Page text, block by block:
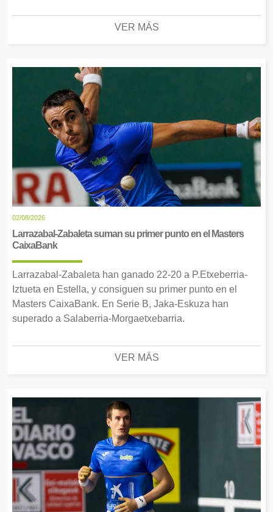
VER MÁS
02/08/2026
Larrazabal-Zabaleta suman su primer punto en el Masters
CaixaBank
Larrazabal-Zabaleta han ganado 22-20 a P.Etxeberria-
Iztueta en Estella, y consiguen su primer punto en el
Masters CaixaBank. En Serie B, Jaka-Eskuza han
superado a Salaberria-Morgaetxebarria.
VER MÁS